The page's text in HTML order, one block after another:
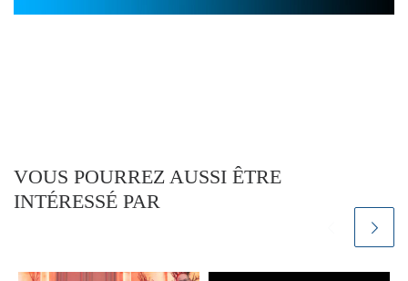
VOUS POURREZ AUSSI ÊTRE
INTÉRESSÉ PAR